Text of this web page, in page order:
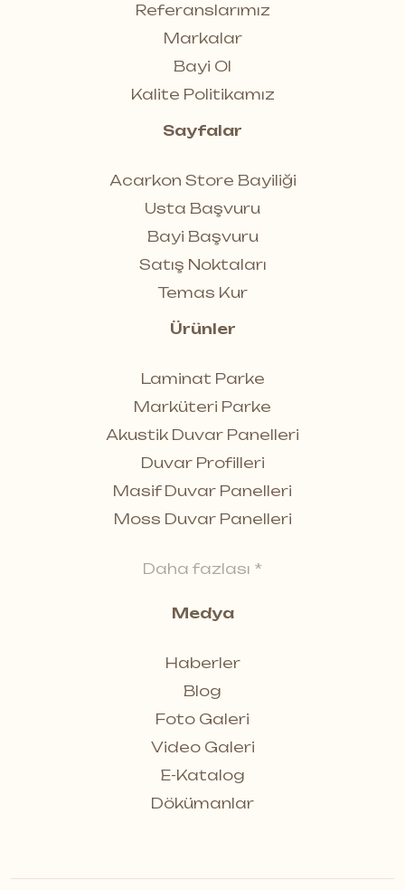
Referanslarımız
Markalar
Bayi Ol
Kalite Politikamız
Sayfalar
Acarkon Store Bayiliği
Usta Başvuru
Bayi Başvuru
Satış Noktaları
Temas Kur
Ürünler
Laminat Parke
Marküteri Parke
Akustik Duvar Panelleri
Duvar Profilleri
Masif Duvar Panelleri
Moss Duvar Panelleri
Daha fazlası *
Medya
Haberler
Blog
Foto Galeri
Video Galeri
E-Katalog
Dökümanlar